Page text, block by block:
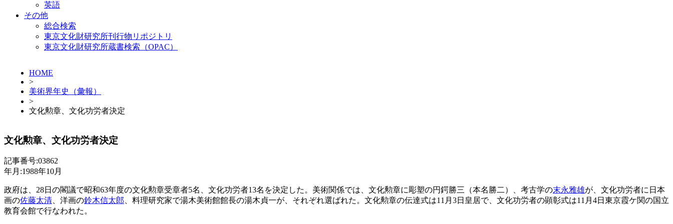
英語
その他
総合検索
東京文化財研究所刊行物リポジトリ
東京文化財研究所蔵書検索（OPAC）
HOME
>
美術界年史（彙報）
>
文化勲章、文化功労者決定
文化勲章、文化功労者決定
記事番号:03862
年月:1988年10月
政府は、28日の閣議で昭和63年度の文化勲章受章者5名、文化功労者13名を決定した。美術関係では、文化勲章に彫塑の円鍔勝三（本名勝二）、考古学の末永雅雄が、文化功労者に日本
画の佐藤太清 、洋画の鈴木信太郎 、料理研究家で湯木美術館館長の湯木貞一が、それぞれ選ばれた。文化勲章の伝達式は11月3日皇居で、文化功労者の顕彰式は11月4日東京霞ケ関の国立
教育会館で行なわれた。